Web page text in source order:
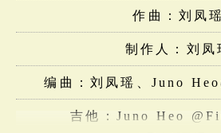
作曲：刘凤瑶
制作人：刘凤
编曲：刘凤瑶、Juno
吉他：Juno Heo